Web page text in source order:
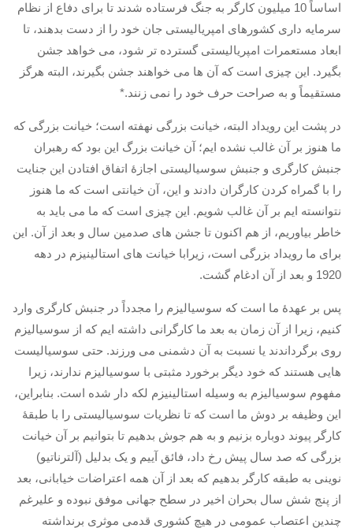
اساساً 10 میلیون کارگر به جنگ فرستاده شدند تا برای دفاع از نظام
سرمایه داری کشورهای امپریالیستی جان خود را از دست بدهند، تا
ابعاد مستعمرات امپریالیستی گسترده تر شود، می خواهد جشن
بگیرد. این چیزی است که آن ها می خواهند جشن بگیرند، البته هرگز
مستقیماً و به صراحت حرف خود را نمی زنند.*
در پشت این رویداد البته، خیانت بزرگی نهفته است؛ خیانت بزرگی که
ما هنوز بر آن غالب نشده ایم؛ آن خیانت بزرگ این بود که رهبران
جنبش کارگری و جنبش سوسیالیستی اجازۀ اتفاق افتادن این جنایت
را با گمراه کردن کارگران دادند و این، آن خیانتی است که ما هنوز
نتوانسته ایم بر آن غالب شویم. این چیزی است که ما می باید به
خاطر بیاوریم، از هم اکنون تا جشن های صدمین سال و بعد از آن. این
برای ما رویداد بزرگی است، زیرابا خیانت های استالینیزم در دهه
1920 و بعد از آن ادغام گشت.
پس بر عهدۀ ما است که سوسیالیزم را مجدداً در جنبش کارگری وارد
کنیم، زیرا از آن زمان به بعد ما کارگرانی داشته ایم که از سوسیالیزم
روی برگرداندند یا نسبت به آن دشمنی می ورزند. حتی سوسیالیست
هایی هستند که خود دیگر برخورد مثبتی با سوسیالیزم ندارند، زیرا
مفهوم سوسیالیزم به وسیله استالینیزم لکه دار شده است. بنابراین،
این وظیفه بر دوش ما است که تا نظریات سوسیالیستی را با طبقۀ
کارگر پیوند دوباره بزنیم و به هم جوش بدهیم تا بتوانیم بر آن خیانت
بزرگی که صد سال پیش رخ داد، فائق آییم و یک بدلیل (آلترناتیو)
نوینی به طبقه کارگر بدهیم که بعد از آن همه اعتراضات خیابانی، بعد
از پنج شش سال بحران اخیر در سطح جهانی موفق نبوده و علیرغم
چندین اعتصاب عمومی در هیچ کشوری قدمی موثری برنداشته